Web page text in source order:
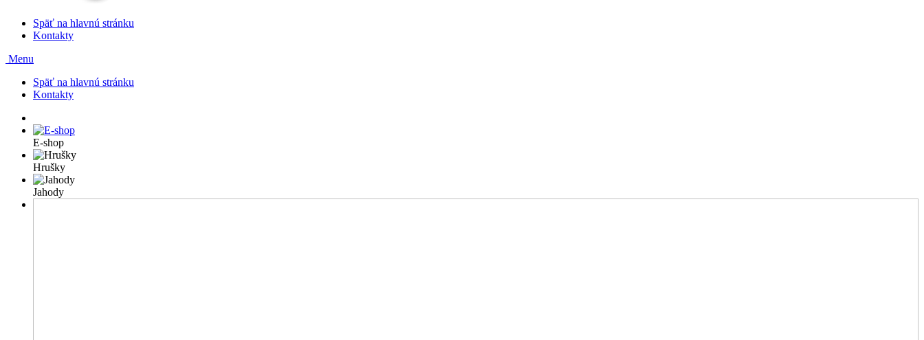
Späť na hlavnú stránku
Kontakty
Menu
Späť na hlavnú stránku
Kontakty
E-shop
Hrušky
Jahody